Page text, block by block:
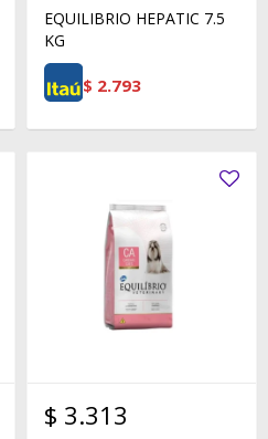
EQUILIBRIO HEPATIC 7.5
KG
$ 2.793
$ 3.313